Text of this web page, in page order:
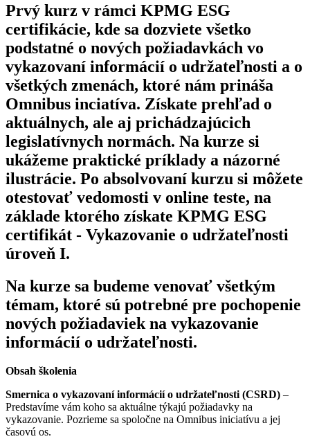
Prvý kurz v rámci KPMG ESG
certifikácie, kde sa dozviete všetko
podstatné o nových požiadavkách vo
vykazovaní informácií o udržateľnosti a o
všetkých zmenách, ktoré nám prináša
Omnibus inciatíva. Získate prehľad o
aktuálnych, ale aj prichádzajúcich
legislatívnych normách. Na kurze si
ukážeme praktické príklady a názorné
ilustrácie. Po absolvovaní kurzu si môžete
otestovať vedomosti v online teste, na
základe ktorého získate KPMG ESG
certifikát - Vykazovanie o udržateľnosti
úroveň I.
Na kurze sa budeme venovať všetkým
témam, ktoré sú potrebné pre pochopenie
nových požiadaviek na vykazovanie
informácií o udržateľnosti.
Obsah školenia
Smernica o vykazovaní informácií o udržateľnosti (CSRD) –
Predstavíme vám koho sa aktuálne týkajú požiadavky na
vykazovanie. Pozrieme sa spoločne na Omnibus iniciatívu a jej
časovú os.